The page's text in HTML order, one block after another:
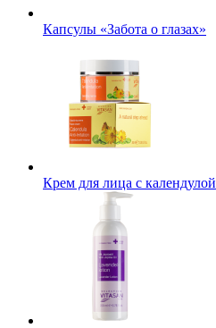
Капсулы «Забота о глазах»
Крем для лица с календулой